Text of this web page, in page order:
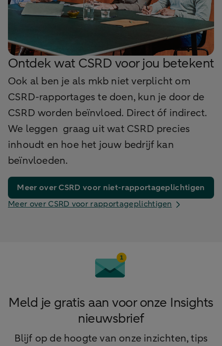
Ontdek wat CSRD voor jou betekent
Ook al ben je als mkb niet verplicht om
CSRD-rapportages te doen, kun je door de
CSRD worden beïnvloed. Direct óf indirect.
We leggen graag uit wat CSRD precies
inhoudt en hoe het jouw bedrijf kan
beïnvloeden.
Meer over CSRD voor niet-rapportageplichtigen
Meer over CSRD voor rapportageplichtigen
Meld je gratis aan voor onze Insights
nieuwsbrief
Blijf op de hoogte van onze inzichten, tips